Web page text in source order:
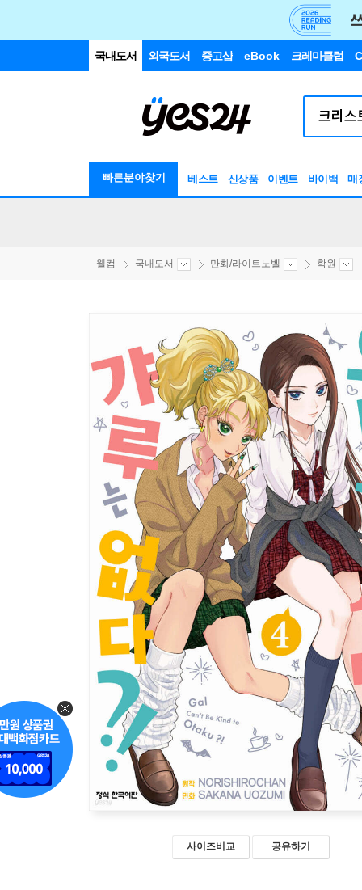
국내도서 외국도서 중고샵 eBook 크레마클럽
빠른분야찾기 베스트 신상품 이벤트 바이백 매
웰컴 국내도서 만화/라이트노벨 학원
사이즈비교 공유하기